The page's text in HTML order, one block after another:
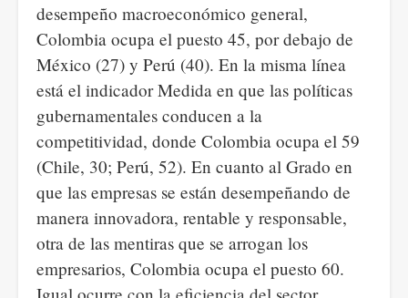
desempeño macroeconómico general,
Colombia ocupa el puesto 45, por debajo de
México (27) y Perú (40). En la misma línea
está el indicador Medida en que las políticas
gubernamentales conducen a la
competitividad, donde Colombia ocupa el 59
(Chile, 30; Perú, 52). En cuanto al Grado en
que las empresas se están desempeñando de
manera innovadora, rentable y responsable,
otra de las mentiras que se arrogan los
empresarios, Colombia ocupa el puesto 60.